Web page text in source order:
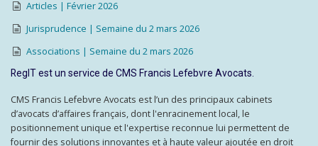
Articles | Février 2026
Jurisprudence | Semaine du 2 mars 2026
Associations | Semaine du 2 mars 2026
RegIT est un service de CMS Francis Lefebvre Avocats.
CMS Francis Lefebvre Avocats est l’un des principaux cabinets
d’avocats d’affaires français, dont l'enracinement local, le
positionnement unique et l'expertise reconnue lui permettent de
fournir des solutions innovantes et à haute valeur ajoutée en droit